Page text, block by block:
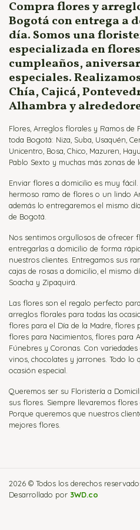
Compra flores y
Bogotá con entrega a
día. Somos una
especializada en
cumpleaños,
especiales.
Chía, Cajicá,
Alhambra y
Flores, Arreglos florales y Ramos de
toda Bogotá: Niza, Suba, Usaquén,
Unicentro, Bosa, Chico, Mazuren,
Pablo Sexto y muchas más zonas de
Enviar flores a domicilio es muy
hermoso ramo de flores o un lindo
además lo entregaremos el mismo
de Bogotá.
Nos sentimos orgullosos de ofrecer
entregarlas a domicilio de forma
nuestros clientes. Entregamos sus
cajas de rosas a domicilio, el mismo
Soacha y Zipaquirá.
Las flores son el regalo perfecto
arreglos florales para todas las
flores para el Día de la Madre, flores
flores para Nacimientos, flores para
Fúnebres y Coronas. Con variedades
vinos, chocolates y jarrones. Todo lo
ocasión especial.
Queremos ser su Floristería a
sus flores. Siempre llevaremos flores
Porque queremos que nuestros
mejores flores.
2026 © Todos los derechos
Desarrollado por 3WD.co